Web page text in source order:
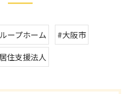
ープホーム
#大阪市
住支援法人